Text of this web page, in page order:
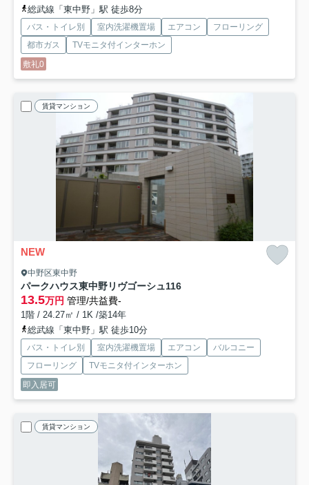
総武線「東中野」駅 徒歩8分
バス・トイレ別 室内洗濯機置場 エアコン
フローリング
都市ガス
TVモニタ付インターホン
敷礼0
賃貸マンション
NEW
中野区東中野
パークハウス東中野リヴゴーシュ116
13.5万円 管理/共益費-
1階 / 24.27㎡ / 1K /築14年
総武線「東中野」駅 徒歩10分
バス・トイレ別 室内洗濯機置場 エアコン
バルコニー
フローリング
TVモニタ付インターホン
即入居可
賃貸マンション